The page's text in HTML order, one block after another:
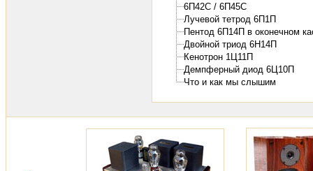
6П42С / 6П45С
Лучевой тетрод 6П1П
Пентод 6П14П в оконечном
Двойной триод 6Н14П
Кенотрон 1Ц11П
Демпферный диод 6Ц10П
Что и как мы слышим